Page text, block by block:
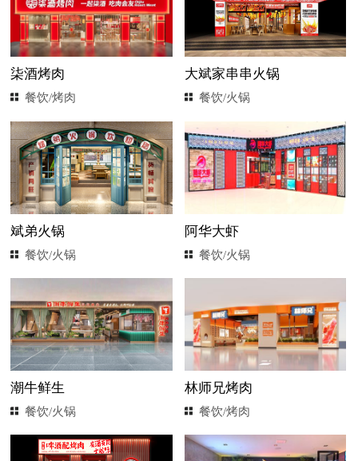
柒酒烤肉
餐饮/烤肉
大斌家串串火锅
餐饮/火锅
斌弟火锅
餐饮/火锅
阿华大虾
餐饮/火锅
潮牛鲜生
餐饮/火锅
林师兄烤肉
餐饮/烤肉